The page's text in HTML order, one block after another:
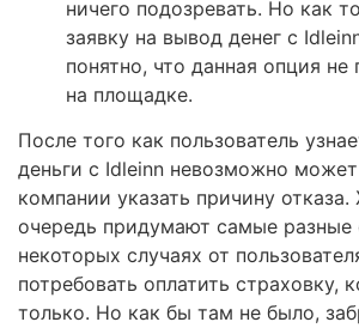
ничего подозревать. Но как
заявку на вывод денег с
понятно, что данная опция не
на площадке.
После того как пользователь
деньги с Idleinn невозможно может
компании указать причину
очередь придумают самые разные
некоторых случаях от
потребовать оплатить страховку,
только. Но как бы там не было,